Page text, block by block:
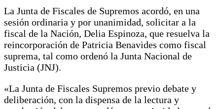
La Junta de Fiscales de Supremos acordó, en una
sesión ordinaria y por unanimidad, solicitar a la
fiscal de la Nación, Delia Espinoza, que resuelva la
reincorporación de Patricia Benavides como fiscal
suprema, tal como ordenó la Junta Nacional de
Justicia (JNJ).
«La Junta de Fiscales Supremos previo debate y
deliberación, con la dispensa de la lectura y